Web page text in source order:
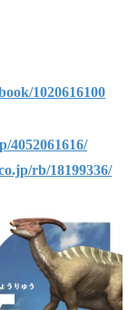
1020616100
4052061616/
rb/18199336/